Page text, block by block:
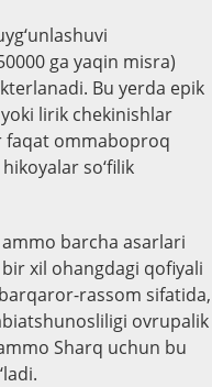
ga yaqin misra)
Bu yerda epik
lirik chekinishlar
faqat ommaboproq
so‘filik
ammo barcha asarlari
xil ohangdagi qofiyali
rassom sifatida,
ovrupalik
Sharq uchun bu